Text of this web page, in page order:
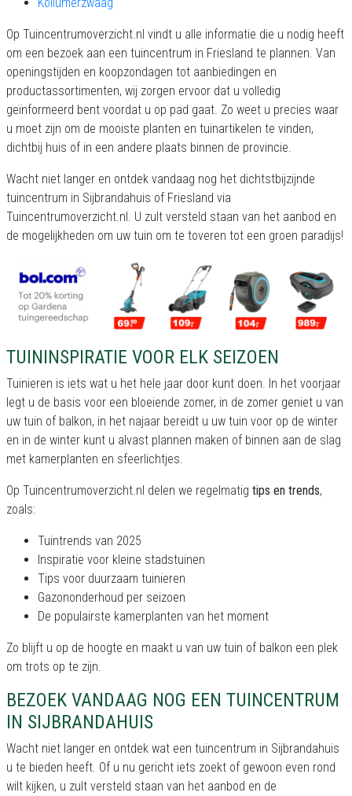
Op Tuincentrumoverzicht.nl vindt u alle informatie die u nodig heeft
om een bezoek aan een tuincentrum in Friesland te plannen. Van
openingstijden en koopzondagen tot aanbiedingen en
productassortimenten, wij zorgen ervoor dat u volledig
geïnformeerd bent voordat u op pad gaat. Zo weet u precies waar
u moet zijn om de mooiste planten en tuinartikelen te vinden,
dichtbij huis of in een andere plaats binnen de provincie.
Wacht niet langer en ontdek vandaag nog het dichtstbijzijnde
tuincentrum in Sijbrandahuis of Friesland via
Tuincentrumoverzicht.nl. U zult versteld staan van het aanbod en
de mogelijkheden om uw tuin om te toveren tot een groen paradijs!
TUININSPIRATIE VOOR ELK SEIZOEN
Tuinieren is iets wat u het hele jaar door kunt doen. In het voorjaar
legt u de basis voor een bloeiende zomer, in de zomer geniet u van
uw tuin of balkon, in het najaar bereidt u uw tuin voor op de winter
en in de winter kunt u alvast plannen maken of binnen aan de slag
met kamerplanten en sfeerlichtjes.
Op Tuincentrumoverzicht.nl delen we regelmatig tips en trends,
zoals:
Tuintrends van 2025
Inspiratie voor kleine stadstuinen
Tips voor duurzaam tuinieren
Gazononderhoud per seizoen
De populairste kamerplanten van het moment
Zo blijft u op de hoogte en maakt u van uw tuin of balkon een plek
om trots op te zijn.
BEZOEK VANDAAG NOG EEN TUINCENTRUM
IN SIJBRANDAHUIS
Wacht niet langer en ontdek wat een tuincentrum in Sijbrandahuis
u te bieden heeft. Of u nu gericht iets zoekt of gewoon even rond
wilt kijken, u zult versteld staan van het aanbod en de